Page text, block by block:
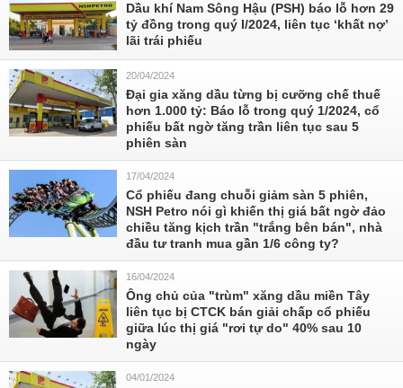
Dầu khí Nam Sông Hậu (PSH) báo lỗ hơn 29
tỷ đồng trong quý I/2024, liên tục ‘khất nợ’
lãi trái phiếu
20/04/2024
Đại gia xăng dầu từng bị cưỡng chế thuế
hơn 1.000 tỷ: Báo lỗ trong quý 1/2024, cổ
phiếu bất ngờ tăng trần liên tục sau 5
phiên sàn
17/04/2024
Cổ phiếu đang chuỗi giảm sàn 5 phiên,
NSH Petro nói gì khiến thị giá bất ngờ đảo
chiều tăng kịch trần "trắng bên bán", nhà
đầu tư tranh mua gần 1/6 công ty?
16/04/2024
Ông chủ của "trùm" xăng dầu miền Tây
liên tục bị CTCK bán giải chấp cổ phiếu
giữa lúc thị giá "rơi tự do" 40% sau 10
ngày
04/01/2024